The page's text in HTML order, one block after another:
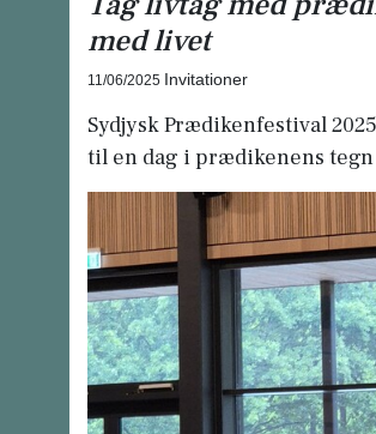
med livet
11/06/2025 Invitationer
Sydjysk Prædikenfestival
til en dag i prædikenens tegn